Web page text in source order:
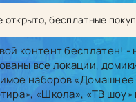
открыто, бесплатные
контент бесплатен!
все локации,
наборов
«Школа», «ТВ шоу»